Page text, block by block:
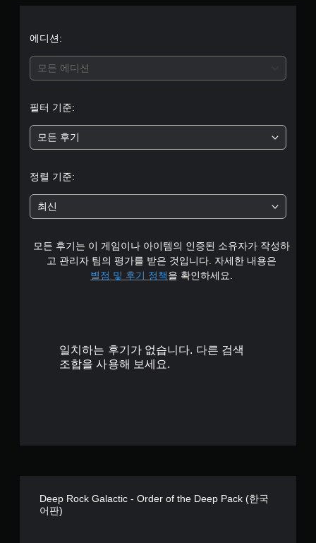
중
평
4
.
8
에디션:
모든 에디션
필터 기준:
모든 후기
정렬 기준:
최신
모든 후기는 이 게임이나 아이템의 인증된 소유자가 작성하
고 관리자 팀의 평가를 받은 것입니다. 자세한 내용은
별점 및 후기 정책을 확인하세요.
일치하는 후기가 없습니다. 다른 검색
조합을 사용해 보세요.
Deep Rock Galactic - Order of the Deep Pack (한국
어판)